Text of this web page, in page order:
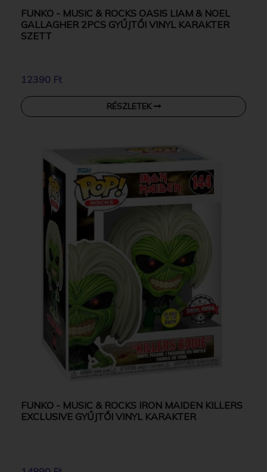
FUNKO - MUSIC & ROCKS OASIS LIAM & NOEL
GALLAGHER 2PCS GYŰJTŐI VINYL KARAKTER
SZETT
12390 Ft
RÉSZLETEK
FUNKO - MUSIC & ROCKS IRON MAIDEN KILLERS
EXCLUSIVE GYŰJTŐI VINYL KARAKTER